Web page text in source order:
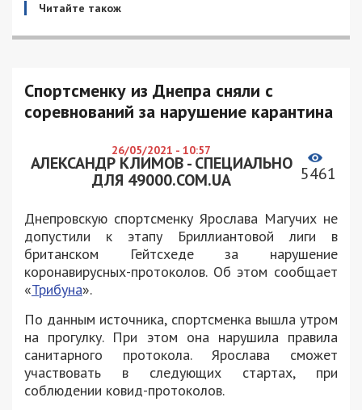
Читайте також
Спортсменку из Днепра сняли с
соревнований за нарушение карантина
26/05/2021 - 10:57
АЛЕКСАНДР КЛИМОВ - СПЕЦИАЛЬНО
ДЛЯ 49000.COM.UA
5461
Днепровскую спортсменку Ярослава Магучих не
допустили к этапу Бриллиантовой лиги в
британском Гейтсхеде за нарушение
коронавирусных-протоколов. Об этом сообщает
«Трибуна».
По данным источника, спортсменка вышла утром
на прогулку. При этом она нарушила правила
санитарного протокола. Ярослава сможет
участвовать в следующих стартах, при
соблюдении ковид-протоколов.